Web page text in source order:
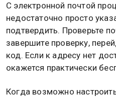
С электронной почтой
недостаточно просто
подтвердить. Проверьте
завершите проверку,
код. Если к адресу нет
окажется практически
Когда возможно